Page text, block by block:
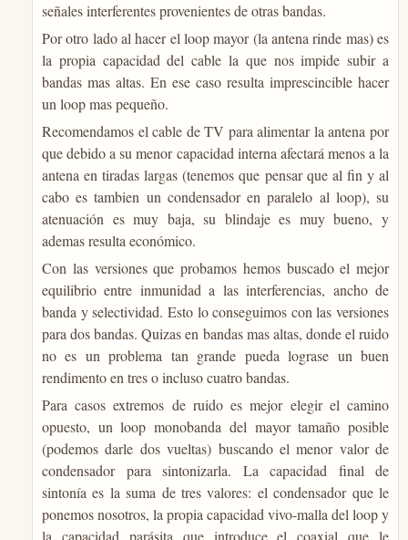
señales interferentes provenientes de otras bandas.
Por otro lado al hacer el loop mayor (la antena rinde mas) es
la propia capacidad del cable la que nos impide subir a
bandas mas altas. En ese caso resulta imprescincible hacer
un loop mas pequeño.
Recomendamos el cable de TV para alimentar la antena por
que debido a su menor capacidad interna afectará menos a la
antena en tiradas largas (tenemos que pensar que al fin y al
cabo es tambien un condensador en paralelo al loop), su
atenuación es muy baja, su blindaje es muy bueno, y
ademas resulta económico.
Con las versiones que probamos hemos buscado el mejor
equilibrio entre inmunidad a las interferencias, ancho de
banda y selectividad. Esto lo conseguimos con las versiones
para dos bandas. Quizas en bandas mas altas, donde el ruido
no es un problema tan grande pueda lograse un buen
rendimento en tres o incluso cuatro bandas.
Para casos extremos de ruido es mejor elegir el camino
opuesto, un loop monobanda del mayor tamaño posible
(podemos darle dos vueltas) buscando el menor valor de
condensador para sintonizarla. La capacidad final de
sintonía es la suma de tres valores: el condensador que le
ponemos nosotros, la propia capacidad vivo-malla del loop y